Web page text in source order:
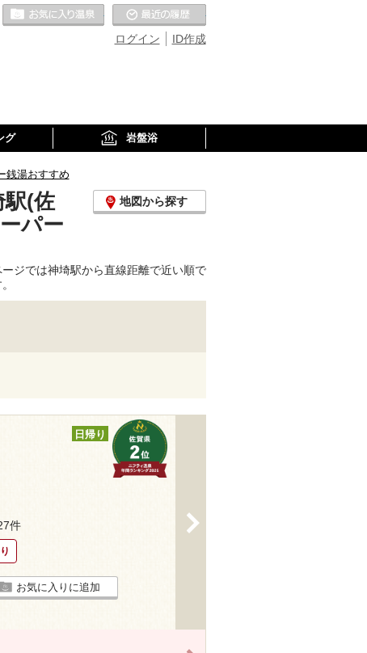
ID作成
ログイン
お気に入りの温泉
グ 岩盤浴
銭湯おすすめ
駅(佐
パー
地図から探す
ジでは神埼駅から直線距離で近い順で
日帰り
件
お気に入りに追加